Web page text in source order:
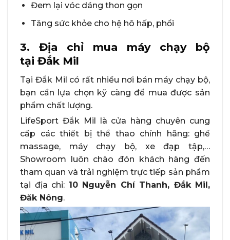
Đem lại vóc dáng thon gọn
Tăng sức khỏe cho hệ hô hấp, phổi
3. Địa chỉ mua máy chạy bộ
tại Đắk Mil
Tại Đắk Mil có rất nhiều nơi bán máy chạy bộ,
bạn cần lựa chọn kỹ càng để mua được sản
phẩm chất lượng.
LifeSport Đắk Mil là cửa hàng chuyên cung
cấp các thiết bị thể thao chính hãng: ghế
massage, máy chạy bộ, xe đạp tập,…
Showroom luôn chào đón khách hàng đến
tham quan và trải nghiệm trực tiếp sản phẩm
tại địa chỉ: 10 Nguyễn Chí Thanh, Đắk Mil,
Đăk Nông.